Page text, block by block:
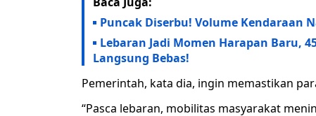
Puncak Diserbu! Volume Kendaraan
Lebaran Jadi Momen Harapan Baru,
Langsung Bebas!
Pemerintah, kata dia, ingin memastikan
“Pasca lebaran, mobilitas masyarakat